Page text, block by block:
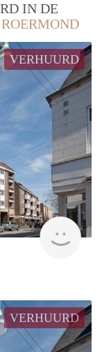
IN DE
VERHUURD
VERHUURD